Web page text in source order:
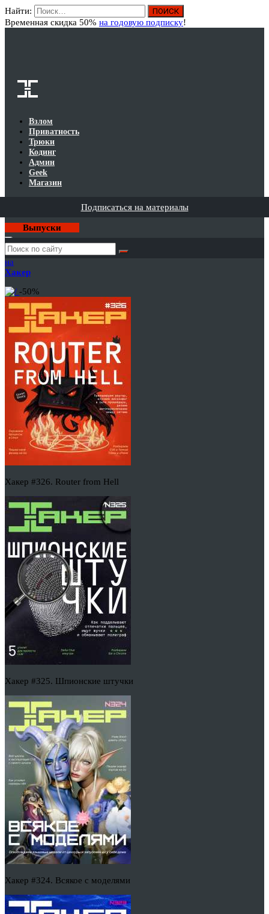
Найти:
Временная скидка 50% на годовую подписку!
Взлом
Приватность
Трюки
Кодинг
Админ
Geek
Магазин
Подписаться на материалы
Выпуски
Годовая
подписка
на
Хакер
-50%
Хакер #326. Router from Hell
Хакер #325. Шпионские штучки
Хакер #324. Всякое с моделями